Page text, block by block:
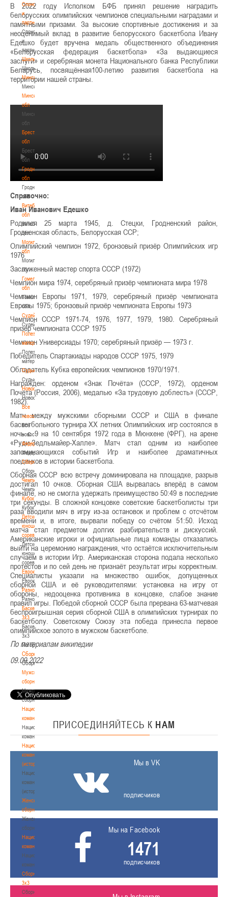
Спонсоры
и
партнеры
Спонсоры
и
партнеры
Школы
Школы
Минск
Минск
Минская
обл
Минская
обл
Брестская
обл
Брестская
обл
Гродненская
обл
Гродненская
обл
Витебская
обл
Витебская
обл
Могилевская
обл
Могилевская
обл
Гомельская
обл
Гомельская
обл
Судейство
Судейство
Полезные
материалы
Полезные
материалы
Судьи
Судьи
Новости
Новости
Все
новости
Все
новости
Федерация
Федерация
Сборные
Сборные
Чемпионат
Чемпионат
Кубок
Кубок
Детско-
юношеские
соревнования
Детско-
юношеские
соревнования
Еврокубки
Еврокубки
Разное
Разное
Баскетбол
3х3
Баскетбол
3х3
Лого[modid=121]
Сборные
Сборные
Мужские
сборные
Мужские
сборные
Национальная
команда
Национальная
команда
Национальная
команда
(история)
Национальная
команда
(история)
Женские
сборные
Женские
сборные
Национальная
команда
Национальная
команда
Сборные
3х3
Сборные
В 2022 году Исполком БФБ принял решение наградить
белорусских олимпийских чемпионов специальными наградами и
памятными призами. За высокие спортивные достижения и за
неоценимый вклад в развитие белорусского баскетбола Ивану
Едешко будет вручена медаль общественного объединения
«Белорусская федерация баскетбола» «За выдающиеся
заслуги» и серебряная монета Национального банка Республики
Беларусь, посвящённая100-летию развития баскетбола на
территории нашей страны.
Справочно:
Иван Иванович Едешко
Родился 25 марта 1945, д. Стецки, Гродненский район,
Гродненская область, Белорусская ССР;
Олимпийский чемпион 1972, бронзовый призёр Олимпийских игр
1976
Заслуженный мастер спорта СССР (1972)
Чемпион мира 1974, серебряный призёр чемпионата мира 1978
Чемпион Европы 1971, 1979, серебряный призёр чемпионата
Европы 1975; бронзовый призёр чемпионата Европы 1973
Чемпион СССР 1971-74, 1976, 1977, 1979, 1980. Серебряный
призёр чемпионата СССР 1975
Чемпион Универсиады 1970; серебряный призёр — 1973 г.
Победитель Спартакиады народов СССР 1975, 1979
Обладатель Кубка европейских чемпионов 1970/1971.
Награжден: орденом «Знак Почёта» (СССР, 1972), орденом
Почёта (Россия, 2006), медалью «За трудовую доблесть» (СССР,
1982).
Матч между мужскими сборными СССР и США в финале
баскетбольного турнира XX летних Олимпийских игр состоялся в
ночь с 9 на 10 сентября 1972 года в Мюнхене (ФРГ), на арене
«Руди-Зедльмайер-Халле». Матч стал одним из наиболее
запоминающихся событий Игр и наиболее драматичных
поединков в истории баскетбола.
Сборная СССР всю встречу доминировала на площадке, разрыв
достигал 10 очков. Сборная США вырвалась вперёд в самом
финале, но не смогла удержать преимущество 50:49 в последние
три секунды. В сложной концовке советские баскетболисты три
раза вводили мяч в игру из-за остановок и проблем с отсчётом
времени и, в итоге, вырвали победу со счётом 51:50. Исход
матча стал предметом долгих разбирательств и дискуссий.
Американские игроки и официальные лица команды отказались
выйти на церемонию награждения, что остаётся исключительным
случаем в истории Игр. Американская сторона подала несколько
протестов и по сей день не признаёт результат игры корректным.
Специалисты указали на множество ошибок, допущенных
сборной США и её руководителями: установка на игру от
обороны, недооценка противника в концовке, слабое знание
правил игры. Победой сборной СССР была прервана 63-матчевая
беспроигрышная серия сборной США в олимпийских турнирах по
баскетболу. Советскому Союзу эта победа принесла первое
олимпийское золото в мужском баскетболе.
По материалам википедии
09.09.2022
ПРИСОЕДИНЯЙТЕСЬ К НАМ
Мы в VK
подписчиков
Мы на Facebook
1471
подписчиков